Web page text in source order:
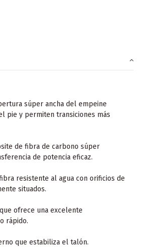
súper ancha del empeine
pie y permiten transiciones más
de fibra de carbono súper
de potencia eficaz.
resistente al agua con orificios de
situados.
ofrece una excelente
rápido.
que estabiliza el talón.